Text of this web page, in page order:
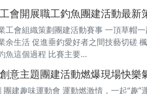
會開展職工釣魚團建活動最新
會組織策劃團建活動賽事 一頂草帽
余生活 促進垂釣愛好者之間技藝切磋
魚這個過程 比賽主要…
意主題團建活動燃爆現場快樂
建趣味運動會 運動燃激情，一起“